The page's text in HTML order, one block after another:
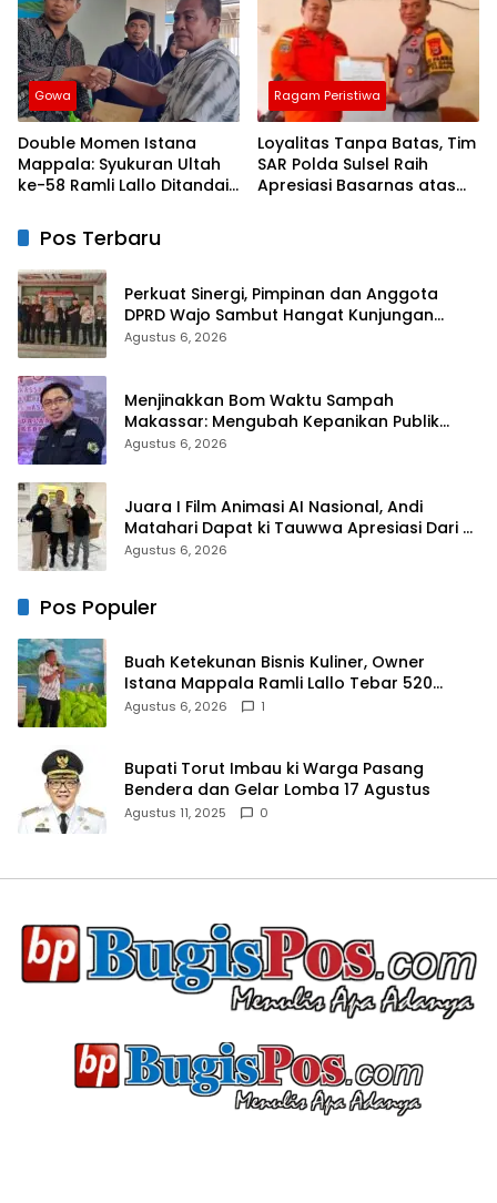
Gowa
Double Momen Istana
Mappala: Syukuran Ultah
ke-58 Ramli Lallo Ditandai
Ibadah
Ragam Peristiwa
Loyalitas Tanpa Batas, Tim
SAR Polda Sulsel Raih
Apresiasi Basarnas atas
Pos Terbaru
Perkuat Sinergi, Pimpinan dan Anggota
DPRD Wajo Sambut Hangat Kunjungan
Silaturahmi Kapolres Wajo yang Baru
Agustus 6, 2026
Menjinakkan Bom Waktu Sampah
Makassar: Mengubah Kepanikan Publik
Menjadi Revolusi Berbasis RT
Agustus 6, 2026
Juara I Film Animasi AI Nasional, Andi
Matahari Dapat ki Tauwwa Apresiasi Dari
Kapolres Bulukumba
Agustus 6, 2026
Pos Populer
Buah Ketekunan Bisnis Kuliner, Owner
Istana Mappala Ramli Lallo Tebar 520
Paket Sembako di Gowa
Agustus 6, 2026 1
Bupati Torut Imbau ki Warga Pasang
Bendera dan Gelar Lomba 17 Agustus
Agustus 11, 2025 0